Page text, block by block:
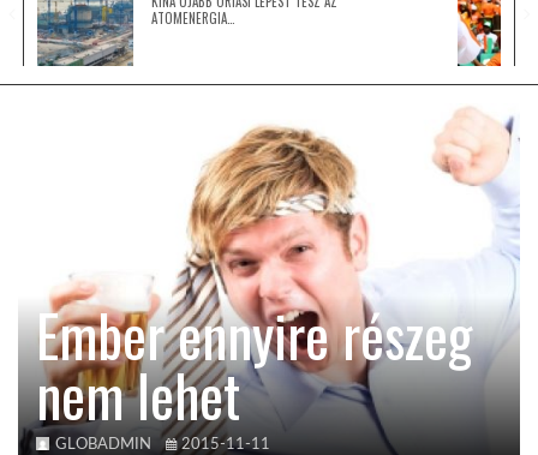
GLOBOTV BP
GLOBOTV
AFRIKA TUDÁSTÁR
A NAP SZÉPE
ATOMENERGIA…
Ember ennyire részeg
nem lehet
GLOBADMIN 2015-11-11